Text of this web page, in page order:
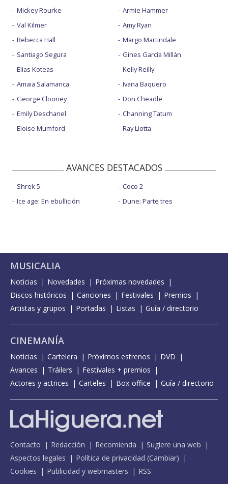
Mickey Rourke
Val Kilmer
Rebecca Hall
Santiago Segura
Elias Koteas
Amaia Salamanca
George Clooney
Emily Deschanel
Eloise Mumford
Armie Hammer
Amy Ryan
Margo Martindale
Gines García Millán
Kelly Reilly
Ivana Baquero
Don Cheadle
Channing Tatum
Ray Liotta
AVANCES DESTACADOS
Shrek 5
Ice age: En ebullición
Coco 2
Dune: Parte tres
MUSICALIA
Noticias Novedades
Próximas novedades
Discos históricos
Canciones Festivales
Premios
Artistas y grupos
Portadas Listas Guía / directorio
CINEMANÍA
Noticias Cartelera Próximos estrenos
DVD
Avances
Tráilers
Festivales + premios
Actores y actrices
Carteles Box-office Guía / directorio
Contacto Redacción Recomienda
Sugiere una web
Aspectos legales
Política de privacidad (Cambiar)
Cookies
Publicidad y webmasters RSS